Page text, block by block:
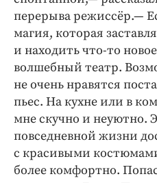
перерыва режиссёр.—
магия, которая
и находить что-то
волшебный театр.
не очень нравятся
пьес. На кухне или в
мне скучно и неуютно.
повседневной жизни
с красивыми
более комфортно.